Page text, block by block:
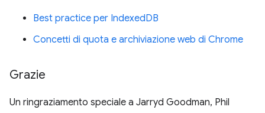
Best practice per IndexedDB
Concetti di quota e archiviazione web di Chrome
Grazie
Un ringraziamento speciale a Jarryd Goodman, Phil